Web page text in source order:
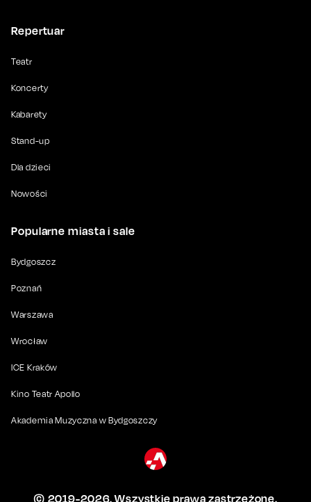
Repertuar
Teatr
Koncerty
Kabarety
Stand-up
Dla dzieci
Nowości
Popularne miasta i sale
Bydgoszcz
Poznań
Warszawa
Wrocław
ICE Kraków
Kino Teatr Apollo
Akademia Muzyczna w Bydgoszczy
© 2019-2026. Wszystkie prawa zastrzeżone.